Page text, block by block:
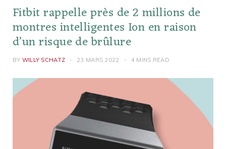
Fitbit rappelle près de 2 millions de
montres intelligentes Ion en raison
d’un risque de brûlure
BY WILLY SCHATZ 23 MARS 2022 4 MINS READ